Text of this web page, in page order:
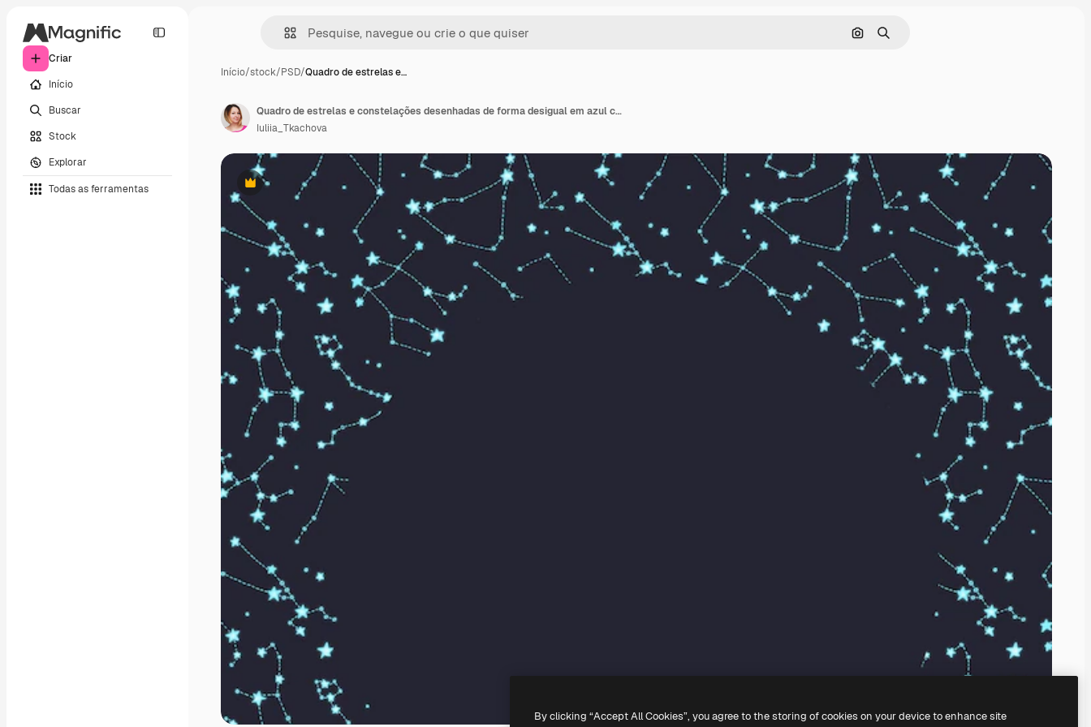
Criar
Início
Buscar
Stock
Explorar
Todas as ferramentas
Pesquisar por imagem
Buscar
Início/stock/PSD/Quadro de estrelas e…
Premium
Quadro de estrelas e constelações desenhadas de forma desigual em azul com um efeito de brilho
Iuliia_Tkachova
By clicking “Accept All Cookies”, you agree to the storing of cookies on your device to enhance site